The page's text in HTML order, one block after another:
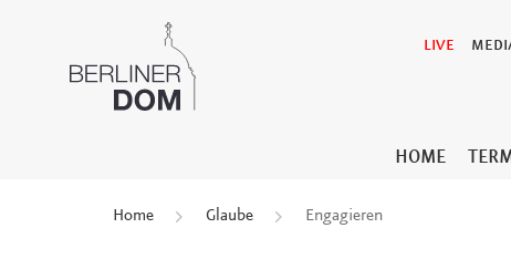
LIVE
HOME
Home Glaube Engagieren